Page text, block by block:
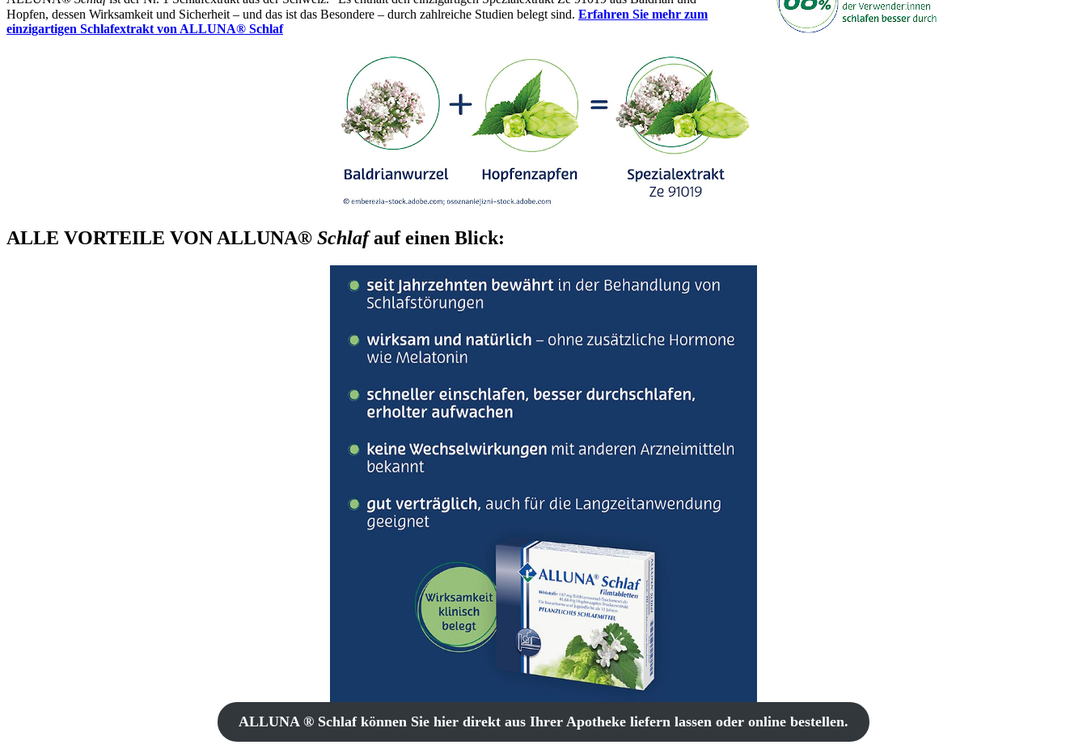
Hopfen, dessen Wirksamkeit und Sicherheit – und das ist das Besondere – durch zahlreiche Studien belegt sind. Erfahren Sie mehr zum
einzigartigen Schlafextrakt von ALLUNA® Schlaf
ALLE VORTEILE VON ALLUNA® Schlafauf einen Blick:
ALLUNA ® Schlaf können Sie hier direkt aus Ihrer Apotheke liefern lassen oder online bestellen.